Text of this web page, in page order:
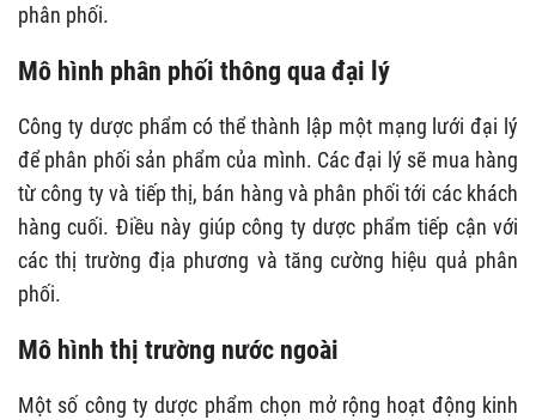
phân phối.
Mô hình phân phối thông qua đại lý
Công ty dược phẩm có thể thành lập một mạng lưới đại lý
để phân phối sản phẩm của mình. Các đại lý sẽ mua hàng
từ công ty và tiếp thị, bán hàng và phân phối tới các khách
hàng cuối. Điều này giúp công ty dược phẩm tiếp cận với
các thị trường địa phương và tăng cường hiệu quả phân
phối.
Mô hình thị trường nước ngoài
Một số công ty dược phẩm chọn mở rộng hoạt động kinh